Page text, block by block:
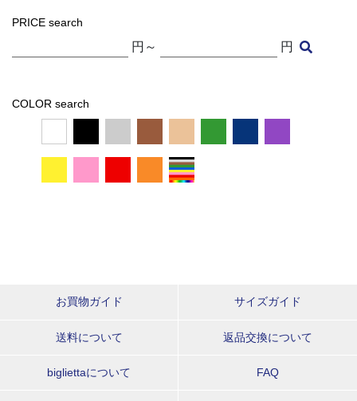
PRICE search
円～ 円
COLOR search
お買物ガイド サイズガイド
送料について 返品交換について
bigliettaについて FAQ